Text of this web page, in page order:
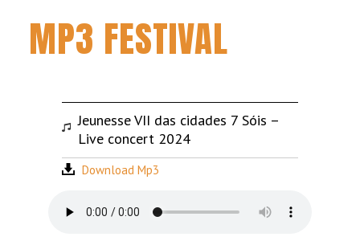
MP3 FESTIVAL
Jeunesse VII das cidades 7 Sóis –
Live concert 2024
Download Mp3